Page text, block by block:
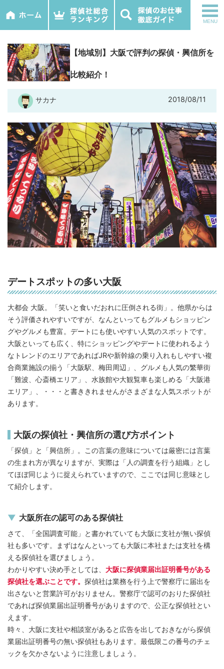
MENU
【地域別】大阪で評判の探偵・興信所を
比較紹介！
サカナ 2018/08/11
デートスポットの多い大阪
大都会 大阪。「笑いと食いだおれに圧倒される街」。他県からは
そう評価されやすいですが、なんといってもグルメもショッピン
グやグルメも豊富。デートにも使いやすい人気のスポットです。
大阪といっても広く、特にショッピングやデートに使われるよう
なトレンドのエリアであればJRや新幹線の乗り入れもしやすい複
合商業施設の揃う「大阪駅、梅田周辺」、グルメも人気の繁華街
「難波、心斎橋エリア」、水族館や大観覧車も楽しめる「大阪港
エリア」、・・・と書ききれませんがさまざまな人気スポットが
あります。
大阪の探偵社・興信所の選び方ポイント
「探偵」と「興信所」。この言葉の意味については厳密には言葉
の生まれ方が異なりますが、実際は「人の調査を行う組織」とし
てほぼ同じように捉えられていますので、ここでは同じ意味とし
て紹介します。
大阪所在の認可のある探偵社
さて、「全国調査可能」と書かれていても大阪に支社が無い探偵
社も多いです。まずはなんといっても大阪に本社または支社を構
える探偵社を選びましょう。
わかりやすい決め手としては、 大阪に探偵業届出証明番号がある
探偵社を選ぶことです。 探偵社は業務を行う上で警察庁に届出を
出さないと営業許可がおりません。警察庁で認可のおりた探偵社
であれば探偵業届出証明番号がありますので、公正な探偵社とい
えます。
時々、大阪に支社や相談室があると広告を出しておきながら探偵
業届出証明番号の無い探偵社もあります。最低限この番号のチェ
ックを欠かさないように注意しましょう。